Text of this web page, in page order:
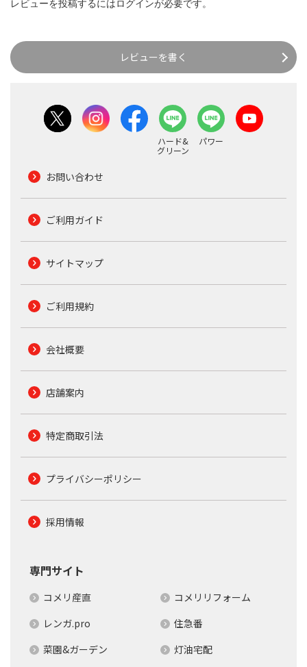
レビューを投稿するにはログインが必要です。
レビューを書く
ハード&
グリーン
パワー
お問い合わせ
ご利用ガイド
サイトマップ
ご利用規約
会社概要
店舗案内
特定商取引法
プライバシーポリシー
採用情報
専門サイト
コメリ産直
コメリリフォーム
レンガ.pro
住急番
菜園&ガーデン
灯油宅配